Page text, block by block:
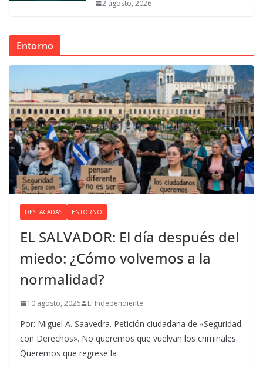
2 agosto, 2026
Entorno
DESTACADAS ENTORNO
EL SALVADOR: El día después del
miedo: ¿Cómo volvemos a la
normalidad?
10 agosto, 2026 El Independiente
Por: Miguel A. Saavedra. Petición ciudadana de «Seguridad
con Derechos». No queremos que vuelvan los criminales.
Queremos que regrese la